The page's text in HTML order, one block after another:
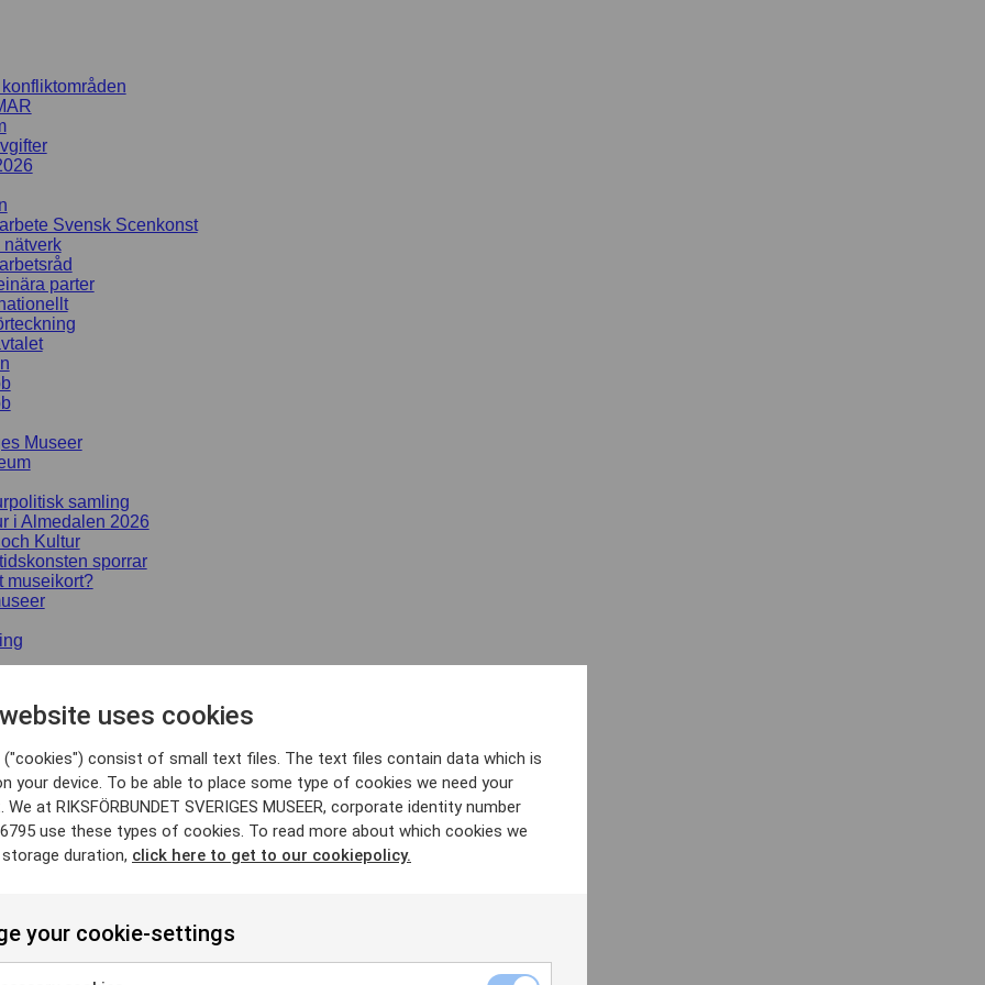
Svensk Scenkonst
nätverk
parter
Museer
samling
i Almedalen 2026
Kultur
sporrar
museikort?
Sök
uses cookies
("cookies") consist of small text files. The text files contain data which is
your device. To be able to place some type of cookies we need your
at RIKSFÖRBUNDET SVERIGES MUSEER, corporate identity number
use these types of cookies. To read more about which cookies we
duration, click here to get to our cookiepolicy.
your cookie-settings